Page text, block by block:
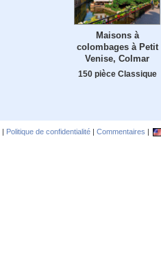
Maisons à
colombages à Petit
Venise, Colmar
150 pièce Classique
| Politique de confidentialité | Commentaires |